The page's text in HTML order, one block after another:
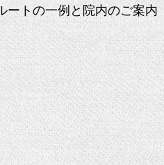
ートの一例と院内のご案内